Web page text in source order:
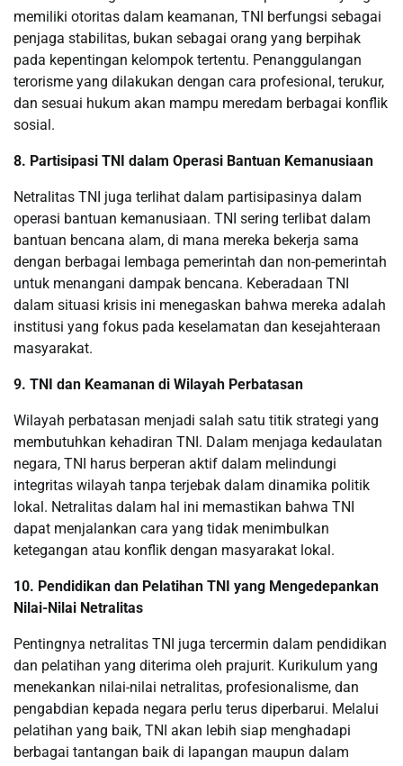
memiliki otoritas dalam keamanan, TNI berfungsi sebagai
penjaga stabilitas, bukan sebagai orang yang berpihak
pada kepentingan kelompok tertentu. Penanggulangan
terorisme yang dilakukan dengan cara profesional, terukur,
dan sesuai hukum akan mampu meredam berbagai konflik
sosial.
8. Partisipasi TNI dalam Operasi Bantuan Kemanusiaan
Netralitas TNI juga terlihat dalam partisipasinya dalam
operasi bantuan kemanusiaan. TNI sering terlibat dalam
bantuan bencana alam, di mana mereka bekerja sama
dengan berbagai lembaga pemerintah dan non-pemerintah
untuk menangani dampak bencana. Keberadaan TNI
dalam situasi krisis ini menegaskan bahwa mereka adalah
institusi yang fokus pada keselamatan dan kesejahteraan
masyarakat.
9. TNI dan Keamanan di Wilayah Perbatasan
Wilayah perbatasan menjadi salah satu titik strategi yang
membutuhkan kehadiran TNI. Dalam menjaga kedaulatan
negara, TNI harus berperan aktif dalam melindungi
integritas wilayah tanpa terjebak dalam dinamika politik
lokal. Netralitas dalam hal ini memastikan bahwa TNI
dapat menjalankan cara yang tidak menimbulkan
ketegangan atau konflik dengan masyarakat lokal.
10. Pendidikan dan Pelatihan TNI yang Mengedepankan
Nilai-Nilai Netralitas
Pentingnya netralitas TNI juga tercermin dalam pendidikan
dan pelatihan yang diterima oleh prajurit. Kurikulum yang
menekankan nilai-nilai netralitas, profesionalisme, dan
pengabdian kepada negara perlu terus diperbarui. Melalui
pelatihan yang baik, TNI akan lebih siap menghadapi
berbagai tantangan baik di lapangan maupun dalam